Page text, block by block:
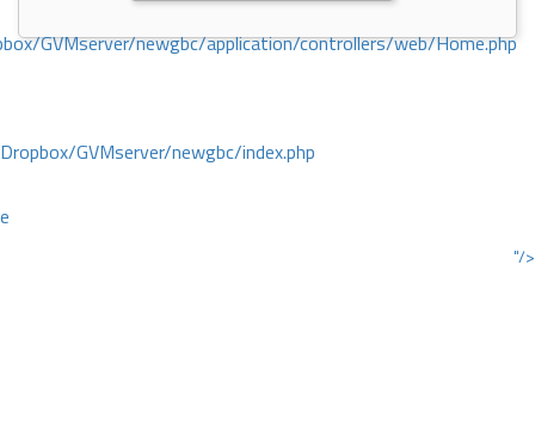
GVMserver/newgbc/application/controllers/web/Home.php
GVMserver/newgbc/index.php
"/>